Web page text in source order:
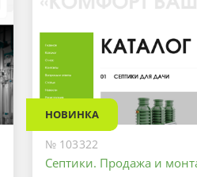
НОВИНКА
№ 103322
Септики. Продажа и